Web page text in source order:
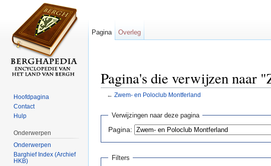
Pagina's die verwijzen naar
← Zwem- en Poloclub Montferland
Verwijzingen naar deze pagina
Pagina:
Filters
Pagina Overleg
Hoofdpagina
Contact
Hulp
Onderwerpen
Onderwerpen
Barghief Index (Archief
HKB)